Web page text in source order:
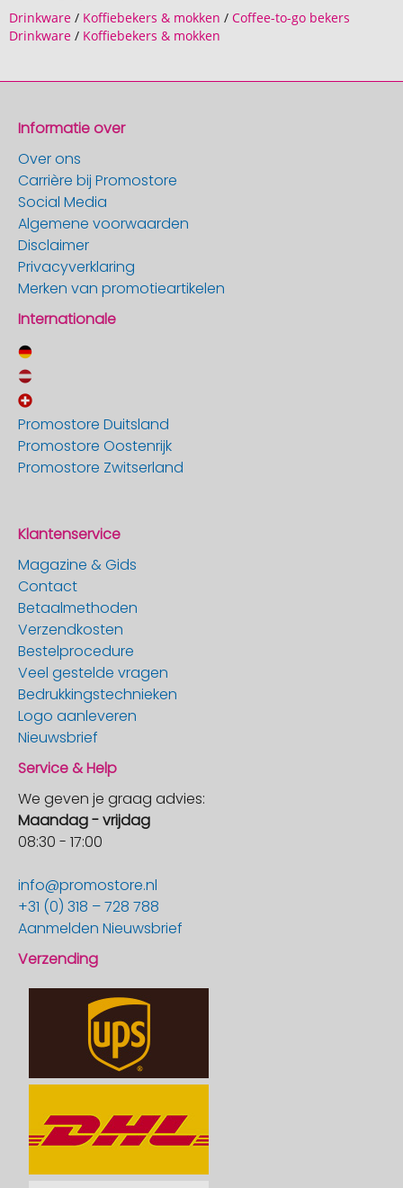
Drinkware / Koffiebekers & mokken / Coffee-to-go bekers
Drinkware / Koffiebekers & mokken
Informatie over
Over ons
Carrière bij Promostore
Social Media
Algemene voorwaarden
Disclaimer
Privacyverklaring
Merken van promotieartikelen
Internationale
Promostore Duitsland
Promostore Oostenrijk
Promostore Zwitserland
Klantenservice
Magazine & Gids
Contact
Betaalmethoden
Verzendkosten
Bestelprocedure
Veel gestelde vragen
Bedrukkingstechnieken
Logo aanleveren
Nieuwsbrief
Service & Help
We geven je graag advies:
Maandag - vrijdag
08:30 - 17:00
info@promostore.nl
+31 (0) 318 – 728 788
Aanmelden Nieuwsbrief
Verzending